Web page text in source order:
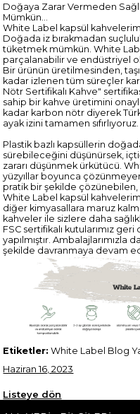
Doğaya Zarar Vermeden
Mümkün…
White Label kapsül
Doğada iz bırakmadan
tüketmek mümkün. White
parçalanabilir ve endüstriyel
Bir ürünün üretilmesinden,
kadar izlenen tüm süreçler
Nötr Sertifikalı Kahve"
sahip bir kahve üretimini
kadar karbon nötr diyerek
ayak izini tamamen sıfırlıyoruz.
Plastik bazlı kapsüllerin
sürebileceğini düşünürsek,
zararı düşünmek ürkütücü.
yüzyıllar boyunca
pratik bir şekilde
White Label kapsül
diğer kimyasallara maruz
kahveler ile sizlere daha
FSC sertifikalı kutularımız
yapılmıştır.
şekilde davranmaya devam
Etiketler: White Label Blog
Haziran 16, 2023
Listeye dön